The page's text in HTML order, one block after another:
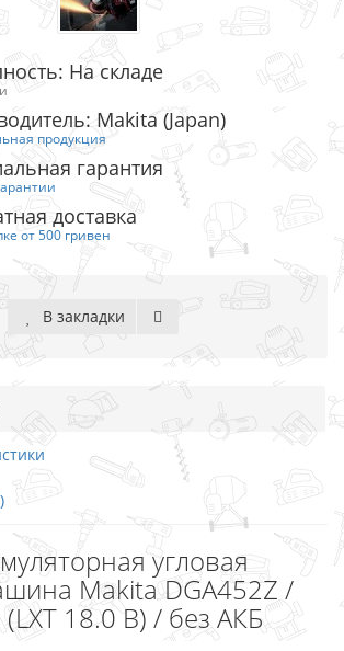
На складе
Makita (Japan)
продукция
гарантия
доставка
от 500 гривен
В закладки
угловая
Makita DGA452Z /
18.0 В) / без АКБ